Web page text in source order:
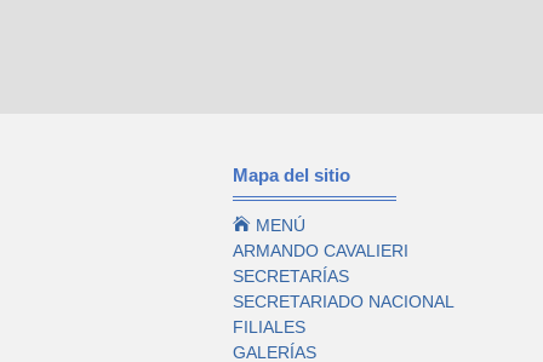
Mapa del sitio
 MENÚ
ARMANDO CAVALIERI
SECRETARÍAS
SECRETARIADO NACIONAL
FILIALES
GALERÍAS